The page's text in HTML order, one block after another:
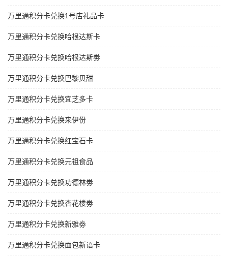
万里通积分卡兑换1号店礼品卡
万里通积分卡兑换哈根达斯卡
万里通积分卡兑换哈根达斯劵
万里通积分卡兑换巴黎贝甜
万里通积分卡兑换宜芝多卡
万里通积分卡兑换来伊份
万里通积分卡兑换红宝石卡
万里通积分卡兑换元祖食品
万里通积分卡兑换功德林劵
万里通积分卡兑换杏花楼劵
万里通积分卡兑换新雅劵
万里通积分卡兑换面包新语卡